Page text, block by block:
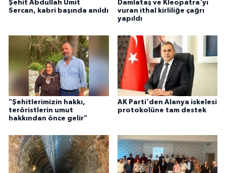
Şehit Abdullah Ümit
Sercan, kabri başında anıldı
Damlataş ve Kleopatra'yı
vuran ithal kirliliğe çağrı
yapıldı
"Şehitlerimizin hakkı,
teröristlerin umut
hakkından önce gelir"
AK Parti'den Alanya iskelesi
protokolüne tam destek